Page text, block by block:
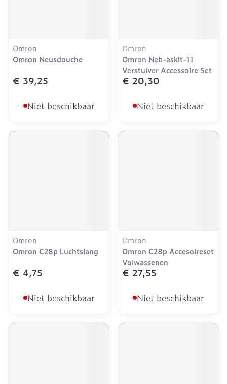
Omron
Omron Neusdouche
€ 39,25
Niet beschikbaar
Omron
Omron Neb-askit-11
Verstuiver Accessoire Set
€ 20,30
Niet beschikbaar
Omron
Omron C28p Luchtslang
€ 4,75
Niet beschikbaar
Omron
Omron C28p Accesoireset
Volwassenen
€ 27,55
Niet beschikbaar